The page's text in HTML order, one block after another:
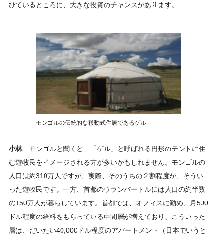
びているところに、大きな投資のチャンスがあります。
モンゴルの伝統的な移動式住居であるゲル
小林モンゴルと聞くと、「ゲル」と呼ばれる円形のテントに住
む遊牧民をイメージされる方が多いかもしれません。モンゴルの
人口は約310万人ですが、実際、そのうちの２割程度が、そうい
った遊牧民です。一方、首都のウランバートルには人口の約半数
の150万人が暮らしています。首都では、オフィスに勤め、月500
ドル程度の給料をもらっている中間層が増えており、こういった
層は、だいたい40,000ドル程度のアパートメント（日本でいうと